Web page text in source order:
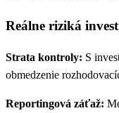
Reálne riziká
Strata kontroly: S
obmedzenie
Reportingová záťaž: